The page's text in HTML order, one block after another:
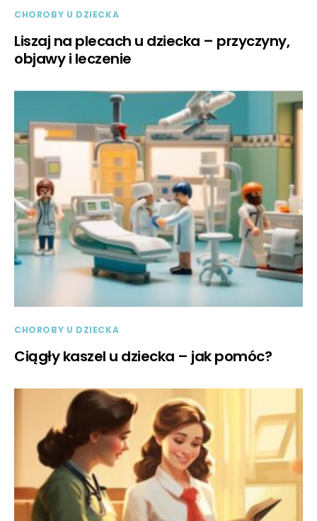
CHOROBY U DZIECKA
Liszaj na plecach u dziecka – przyczyny,
objawy i leczenie
CHOROBY U DZIECKA
Ciągły kaszel u dziecka – jak pomóc?